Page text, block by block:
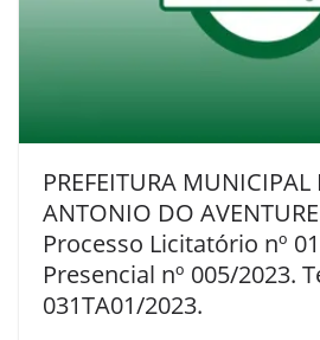
PREFEITURA MUNICIPAL
ANTONIO DO
Processo Licitatório nº
Presencial nº 005/2023.
031TA01/2023.